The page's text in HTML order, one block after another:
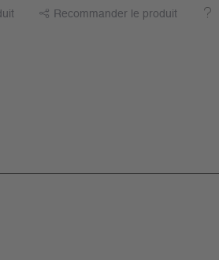
Recommander le produit